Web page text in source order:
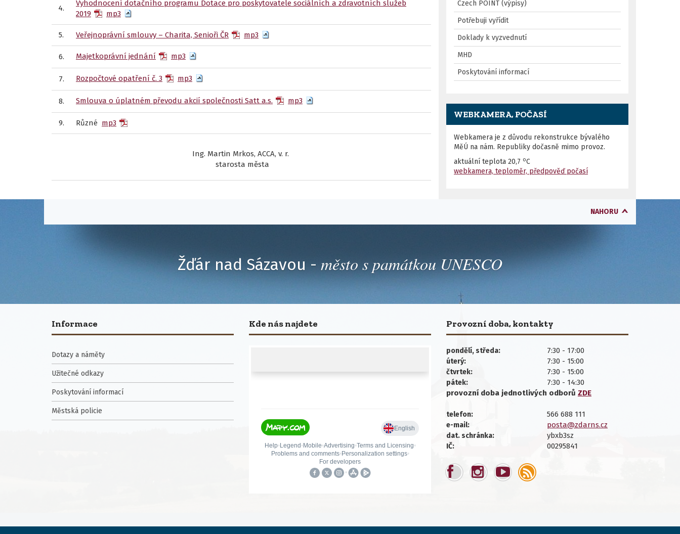
4.
Vyhodnocení dotačního programu Dotace pro poskytovatele sociálních a zdravotních služeb
2019
mp3
5. Veřejnoprávní smlouvy – Charita, Senioři ČR mp3
6. Majetkoprávní jednání mp3
7. Rozpočtové opatření č. 3 mp3
8. Smlouva o úplatném převodu akcií společnosti Satt a.s. mp3
9. Různé mp3
Ing. Martin Mrkos, ACCA, v. r.
starosta města
Czech POINT (výpisy)
Potřebuji vyřídit
Doklady k vyzvednutí
MHD
Poskytování informací
WEBKAMERA, POČASÍ
Webkamera je z důvodu rekonstrukce bývalého
MěÚ na nám. Republiky dočasně mimo provoz.
aktuální teplota 20,7 oC
webkamera, teploměr, předpověď počasí
NAHORU
Žďár nad Sázavou - město s památkou UNESCO
Informace
Dotazy a náměty
Užitečné odkazy
Poskytování informací
Městská policie
Provozní doba, kontakty
pondělí, středa: 7:30 - 17:00
úterý: 7:30 - 15:00
čtvrtek: 7:30 - 15:00
pátek:
7:30 - 14:30
provozní doba jednotlivých odborů ZDE
telefon: 566 688 111
e-mail: posta@zdarns.cz
dat. schránka: ybxb3sz
IČ: 00295841
Kde nás najdete